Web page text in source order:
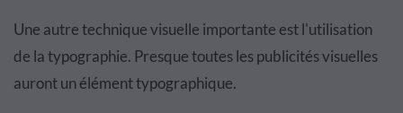
Une autre technique visuelle importante est l'utilisation
de la typographie. Presque toutes les publicités visuelles
auront un élément typographique.